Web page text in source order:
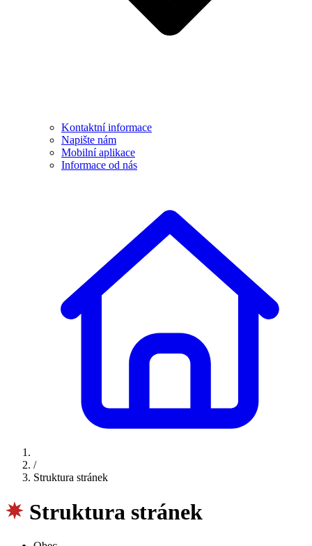
Kontaktní informace
Napište nám
Mobilní aplikace
Informace od nás
/
Struktura stránek
Struktura stránek